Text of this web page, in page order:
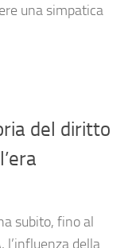
una simpatica
del diritto
subito, fino al
l’influenza della